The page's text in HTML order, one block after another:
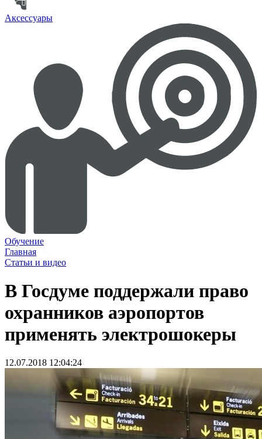
Аксессуары
Обучение
Главная
Статьи и видео
В Госдуме поддержали право
охранников аэропортов
применять электрошокеры
12.07.2018 12:04:24